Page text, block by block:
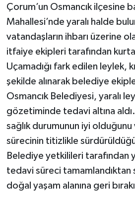
Çorum’un Osmancık ilçesine
Mahallesi’nde yaralı halde
vatandaşların ihbarı üzerine
itfaiye ekipleri tarafından
Uçamadığı fark edilen leylek,
şekilde alınarak belediye
Osmancık Belediyesi, yaralı
gözetiminde tedavi altına
sağlık durumunun iyi olduğunu
sürecinin titizlikle
Belediye yetkilileri tarafından
tedavi süreci tamamlandıktan
doğal yaşam alanına geri
Osmancık
Sungurlu
Uğurludağ
Sağlık